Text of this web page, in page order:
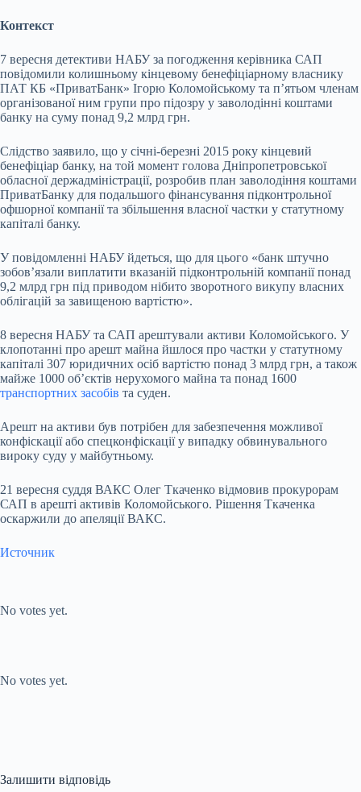
Контекст
7 вересня детективи НАБУ за погодження керівника САП
повідомили колишньому кінцевому бенефіціарному власнику
ПАТ КБ «ПриватБанк» Ігорю Коломойському та п’ятьом членам
організованої ним групи про підозру у заволодінні коштами
банку на суму понад 9,2 млрд грн.
Слідство заявило, що у січні-березні 2015 року кінцевий
бенефіціар банку, на той момент голова Дніпропетровської
обласної держадміністрації, розробив план заволодіння коштами
ПриватБанку для подальшого фінансування підконтрольної
офшорної компанії та збільшення власної частки у статутному
капіталі банку.
У повідомленні НАБУ йдеться, що для цього «банк штучно
зобов’язали виплатити вказаній підконтрольній компанії понад
9,2 млрд грн під приводом нібито зворотного викупу власних
облігацій за завищеною вартістю».
8 вересня НАБУ та САП арештували активи Коломойського. У
клопотанні про арешт майна йшлося про частки у статутному
капіталі 307 юридичних осіб вартістю понад 3 млрд грн, а також
майже 1000 об’єктів нерухомого майна та понад 1600
транспортних засобів та суден.
Арешт на активи був потрібен для забезпечення можливої
конфіскації або спецконфіскації у випадку обвинувального
вироку суду у майбутньому.
21 вересня суддя ВАКС Олег Ткаченко відмовив прокурорам
САП в арешті активів Коломойського. Рішення Ткаченка
оскаржили до апеляції ВАКС.
Источник
No votes yet.
No votes yet.
Залишити відповідь